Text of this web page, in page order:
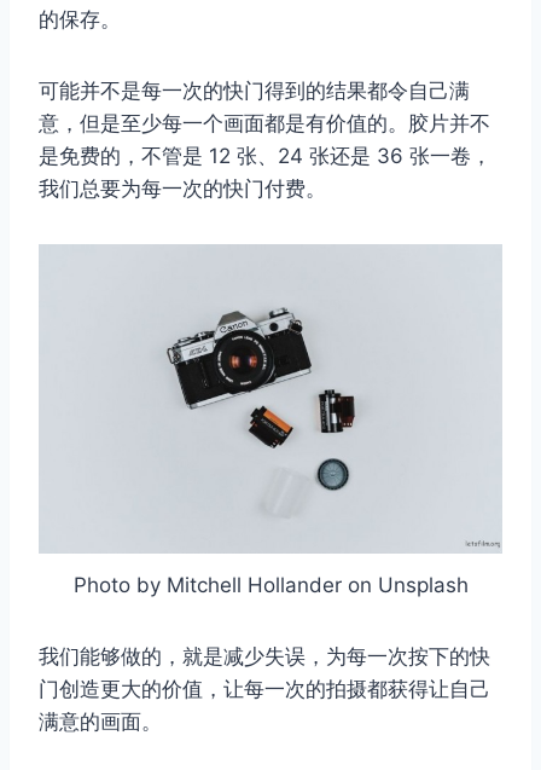
的保存。
可能并不是每一次的快门得到的结果都令自己满
意，但是至少每一个画面都是有价值的。胶片并不
是免费的，不管是 12 张、24 张还是 36 张一卷，
我们总要为每一次的快门付费。
Photo by Mitchell Hollander on Unsplash
我们能够做的，就是减少失误，为每一次按下的快
门创造更大的价值，让每一次的拍摄都获得让自己
满意的画面。